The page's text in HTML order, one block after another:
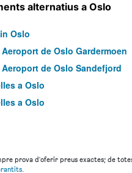
alternatius a Oslo
Oslo
de Oslo Gardermoen
de Oslo Sandefjord
a Oslo
a Oslo
prova d'oferir preus exactes; de
.